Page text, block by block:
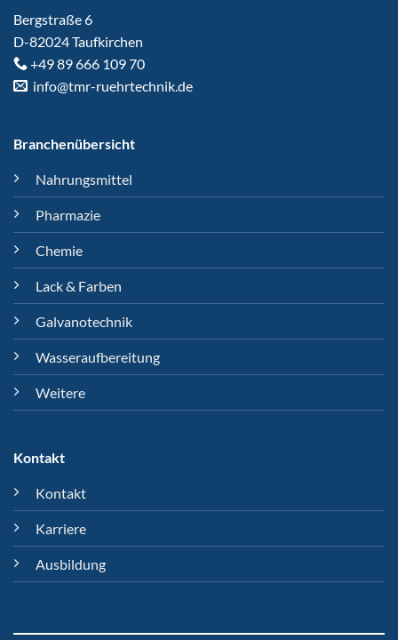
Bergstraße 6
D-82024 Taufkirchen
+49 89 666 109 70
info@tmr-ruehrtechnik.de
Branchenübersicht
Nahrungsmittel
Pharmazie
Chemie
Lack & Farben
Galvanotechnik
Wasseraufbereitung
Weitere
Kontakt
Kontakt
Karriere
Ausbildung